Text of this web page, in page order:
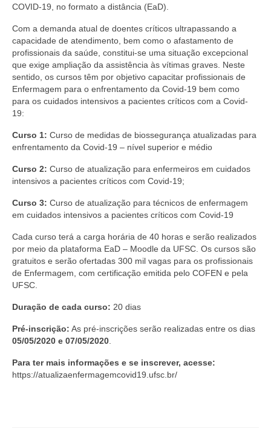
Eleições 2023
Eleições Anteriores
Agenda do presidente
Editais e licitação
Eleições
Fiscalização
Legislações
Decisões
Resoluções
Desagravo Público
Processos Éticos
Censura Pública
Para Você
COVID-19, no formato a distância (EaD).
Com a demanda atual de doentes críticos ultrapassando a
capacidade de atendimento, bem como o afastamento de
profissionais da saúde, constitui-se uma situação excepcional
que exige ampliação da assistência às vítimas graves. Neste
sentido, os cursos têm por objetivo capacitar profissionais de
Enfermagem para o enfrentamento da Covid-19 bem como
para os cuidados intensivos a pacientes críticos com a Covid-
19:
Curso 1: Curso de medidas de biossegurança atualizadas para
enfrentamento da Covid-19 – nível superior e médio
Curso 2: Curso de atualização para enfermeiros em cuidados
intensivos a pacientes críticos com Covid-19;
Curso 3: Curso de atualização para técnicos de enfermagem
em cuidados intensivos a pacientes críticos com Covid-19
Cada curso terá a carga horária de 40 horas e serão realizados
por meio da plataforma EaD – Moodle da UFSC. Os cursos são
gratuitos e serão ofertadas 300 mil vagas para os profissionais
de Enfermagem, com certificação emitida pelo COFEN e pela
UFSC.
Duração de cada curso: 20 dias
Pré-inscrição: As pré-inscrições serão realizadas entre os dias
05/05/2020 e 07/05/2020
Para ter mais informações e se inscrever, acesse:
https://atualizaenfermagemcovid19.ufsc.br/